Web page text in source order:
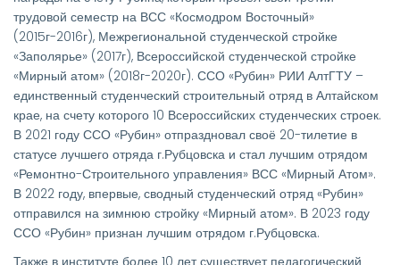
трудовой семестр на ВСС «Космодром Восточный»
(2015г-2016г), Межрегиональной студенческой стройке
«Заполярье» (2017г), Всероссийской студенческой стройке
«Мирный атом» (2018г-2020г). ССО «Рубин» РИИ АлтГТУ –
единственный студенческий строительный отряд в Алтайском
крае, на счету которого 10 Всероссийских студенческих строек.
В 2021 году ССО «Рубин» отпраздновал своё 20-тилетие в
статусе лучшего отряда г.Рубцовска и стал лучшим отрядом
«Ремонтно-Строительного управления» ВСС «Мирный Атом».
В 2022 году, впервые, сводный студенческий отряд «Рубин»
отправился на зимнюю стройку «Мирный атом». В 2023 году
ССО «Рубин» признан лучшим отрядом г.Рубцовска.